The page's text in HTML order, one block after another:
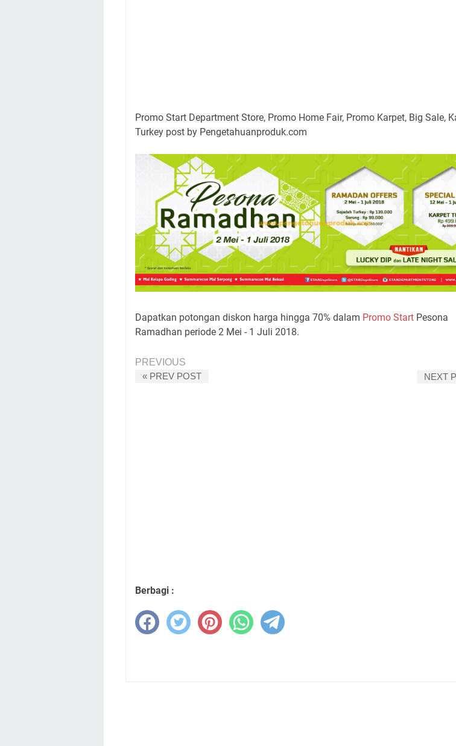
Promo Start Department Store, Promo Home Fair, Promo Karpet, Big Sale,
Turkey post by Pengetahuanproduk.com
Dapatkan potongan diskon harga hingga 70% dalam Promo Start Pesona
Ramadhan periode 2 Mei - 1 Juli 2018.
PREVIOUS
« PREV POST
NEXT
Berbagi :